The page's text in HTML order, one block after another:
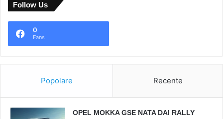
Follow Us
0
Fans
Popolare Recente
OPEL MOKKA GSE NATA DAI RALLY